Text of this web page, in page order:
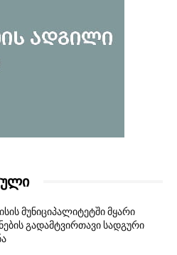
მუნიციპალიტეტში მყარი
გადამტვირთავი სადგური